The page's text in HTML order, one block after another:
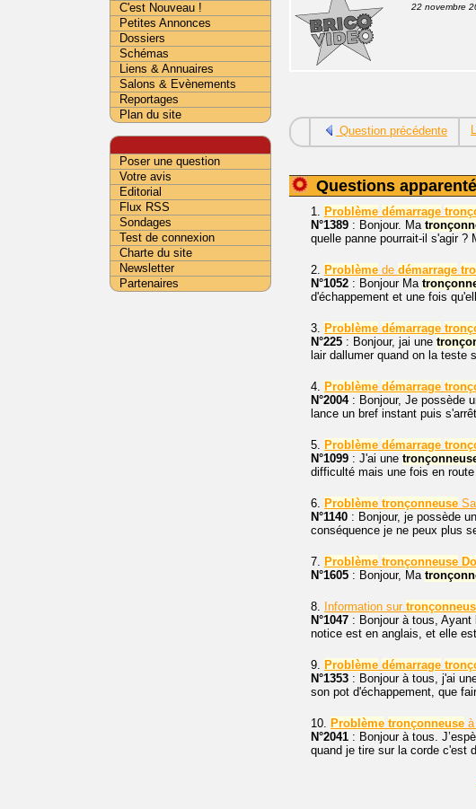
22 novembre
Question précédente
Questions
1. Problème démarrage
N°1389 : Bonjour. Ma
quelle panne pourrait-il s'agir ?
2. Problème de démarrage
N°1052 : Bonjour Ma
d'échappement et une fois
3. Problème démarrage
N°225 : Bonjour, jai une
lair dallumer quand on la
4. Problème démarrage
N°2004: Bonjour, Je possède
lance un bref instant puis
5. Problème démarrage
N°1099 : J'ai une
difficulté mais une fois en
6. Problème tronçonneuse
N°1140 : Bonjour, je possède
conséquence je ne peux plus
7. Problème tronçonneuse
N°1605 : Bonjour, Ma
8. Information sur
N°1047 : Bonjour à tous,
notice est en anglais, et elle
9. Problème démarrage
N°1353 : Bonjour à tous, j'ai
son pot d'échappement, que
10. Problème tronçonneuse
N°2041 : Bonjour à tous.
quand je tire sur la corde c'est
C'est Nouveau !
Petites Annonces
Dossiers
Schémas
Liens & Annuaires
Salons & Evènements
Reportages
Plan du site
Poser une question
Votre avis
Editorial
Flux RSS
Sondages
Test de connexion
Charte du site
Newsletter
Partenaires